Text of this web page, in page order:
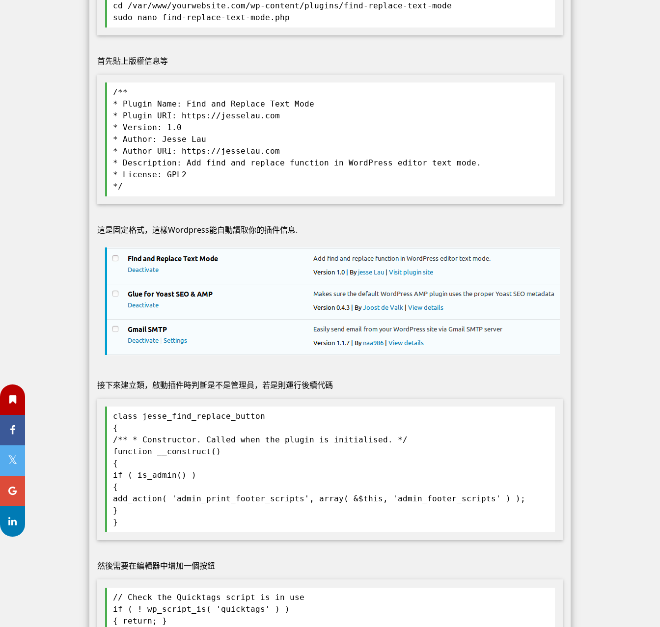
cd /var/www/yourwebsite.com/wp-content/plugins/find-replace-text-mode
sudo nano find-replace-text-mode.php
首先貼上版權信息等
/**
* Plugin Name: Find and Replace Text Mode
* Plugin URI: https://jesselau.com
* Version: 1.0
* Author: Jesse Lau
* Author URI: https://jesselau.com
* Description: Add find and replace function in WordPress editor text mode.
* License: GPL2
*/
這是固定格式，這樣Wordpress能自動讀取你的插件信息.
接下來建立類，啟動插件時判斷是不是管理員，若是則運行後續代碼
class jesse_find_replace_button
{
/** * Constructor. Called when the plugin is initialised. */
function __construct()
{
if ( is_admin() )
{
add_action( 'admin_print_footer_scripts', array( &$this, 'admin_footer_scripts' ) );
}
}
然後需要在編輯器中增加一個按鈕
// Check the Quicktags script is in use
if ( ! wp_script_is( 'quicktags' ) )
{ return; }